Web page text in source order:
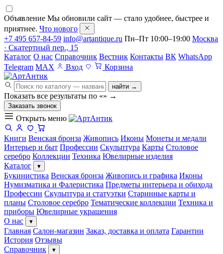
Объявление Мы обновили сайт — стало удобнее, быстрее и
приятнее. Что нового
+7 495 657-84-59 info@artantique.ru Пн–Пт 10:00–19:00 Москва
· Скатертный пер., 15
Каталог О нас Справочник Вестник Контакты ВК WhatsApp
Telegram MAX Вход Корзина
найти →
Показать все результаты по «» →
Заказать звонок
Открыть меню
Книги Венская бронза Живопись Иконы Монеты и медали
Интерьер и быт Профессии Скульптура Карты Столовое
серебро Коллекции Техника Ювелирные изделия
Каталог
▾
Букинистика Венская бронза Живопись и графика Иконы
Нумизматика и Фалеристика Предметы интерьера и обихода
Профессии Скульптура и статуэтки Старинные карты и
планы Столовое серебро Тематические коллекции Техника и
приборы Ювелирные украшения
О нас
▾
Главная Салон-магазин Заказ, доставка и оплата Гарантии
История Отзывы
Справочник
▾